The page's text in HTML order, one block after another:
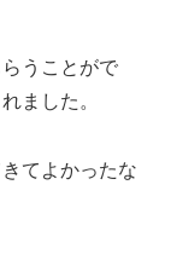
うことがで
ました。
てよかったな